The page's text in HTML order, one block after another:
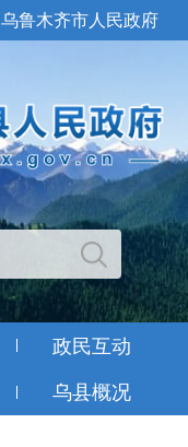
乌鲁木齐市人民政府
政民互动
乌县概况